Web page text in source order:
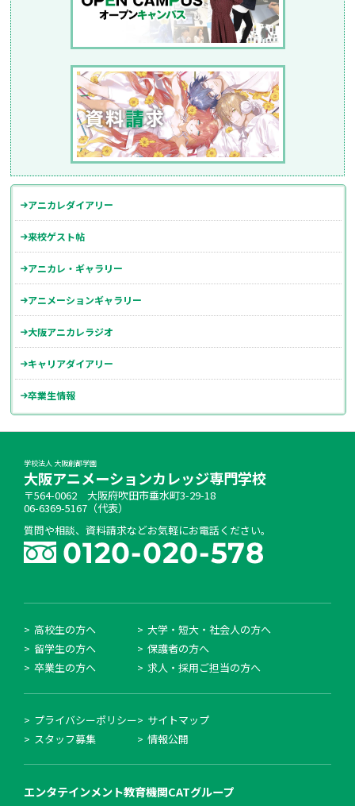
アニカレダイアリー
来校ゲスト帖
アニカレ・ギャラリー
アニメーションギャラリー
大阪アニカレラジオ
キャリアダイアリー
卒業生情報
学校法人 大阪創都学園
大阪アニメーションカレッジ専門学校
〒564-0062 大阪府吹田市垂水町3-29-18
06-6369-5167（代表）
質問や相談、資料請求などお気軽にお電話ください。
高校生の方へ
大学・短大・社会人の方へ
留学生の方へ
保護者の方へ
卒業生の方へ
求人・採用ご担当の方へ
プライバシーポリシー
サイトマップ
スタッフ募集
情報公開
エンタテインメント教育機関CATグループ